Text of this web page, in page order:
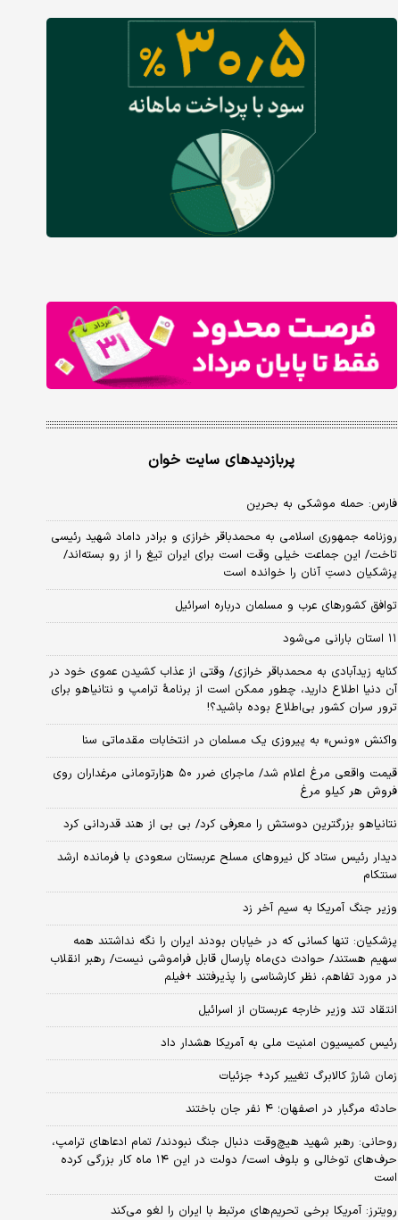
پربازدیدهای سایت خوان
فارس: حمله موشکی به بحرین
روزنامه جمهوری اسلامی به محمدباقر خرازی و برادر داماد شهید رئیسی
تاخت/ این جماعت خیلی وقت است برای ایران تیغ را از رو بسته‌اند/
پزشکیان دستِ آنان را خوانده است
توافق کشورهای عرب و مسلمان درباره اسرائیل
۱۱ استان بارانی می‌شود
کنایه زیدآبادی به محمدباقر خرازی/ وقتی از عذاب کشیدن عموی خود در
آن دنیا اطلاع دارید، چطور ممکن است از برنامهٔ ترامپ و نتانیاهو برای
ترور سران کشور بی‌اطلاع بوده باشید؟!
واکنش «ونس» به پیروزی یک مسلمان در انتخابات مقدماتی سنا
قیمت واقعی مرغ اعلام شد/ ماجرای ضرر ۵۰ هزارتومانی مرغداران روی
فروش هر کیلو مرغ
نتانیاهو بزرگترین دوستش را معرفی کرد/ بی بی از هند قدردانی کرد
دیدار رئیس ستاد کل نیروهای مسلح عربستان سعودی با فرمانده ارشد
سنتکام
وزیر جنگ آمریکا به سیم آخر زد
پزشکیان: تنها کسانی که در خیابان بودند ایران را نگه نداشتند همه
سهیم هستند/ حوادث دی‌ماه پارسال قابل فراموشی نیست/ رهبر انقلاب
در مورد تفاهم، نظر کارشناسی را پذیرفتند +فیلم
انتقاد تند وزیر خارجه عربستان از اسرائیل
رئیس کمیسیون امنیت ملی به آمریکا هشدار داد
زمان شارژ کالابرگ تغییر کرد+ جزئیات
حادثه مرگبار در اصفهان؛ ۴ نفر جان باختند
روحانی: رهبر شهید هیچ‌وقت دنبال جنگ نبودند/ تمام ادعاهای ترامپ،
حرف‌های توخالی و بلوف است/ دولت در این ۱۴ ماه کار بزرگی کرده
است
رویترز: آمریکا برخی تحریم‌های مرتبط با ایران را لغو می‌کند